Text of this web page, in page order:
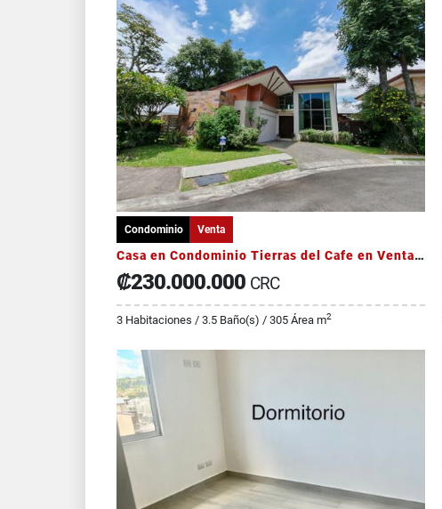
Condominio Venta
Casa en Condominio Tierras del Cafe en Venta Diseño Exclusivo
₡230.000.000 CRC
3 Habitaciones / 3.5 Baño(s) / 305 Área m2